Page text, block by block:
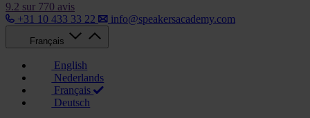
9.2 sur 770 avis
+31 10 433 33 22
info@speakersacademy.com
Français
English
Nederlands
Français
Deutsch